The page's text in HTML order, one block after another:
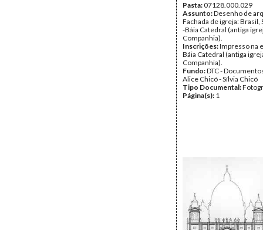
Pasta:07128.000.029
Assunto:Desenho de
Fachada de igreja: Brasil,
-Báia Catedral (antiga
Companhia).
Inscrições:Impresso na
Báia Catedral (antiga
Companhia).
Fundo:DTC -
Alice Chicó - Sílvia Chicó
Tipo Documental:
Página(s): 1